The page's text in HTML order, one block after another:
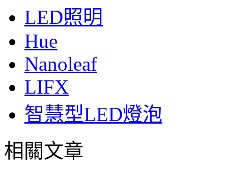
LED照明
Hue
Nanoleaf
LIFX
智慧型LED燈泡
相關文章